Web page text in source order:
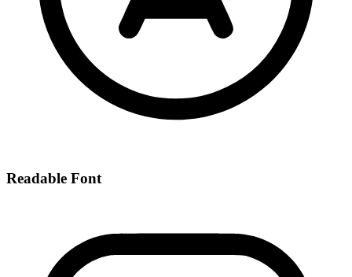
Readable Font